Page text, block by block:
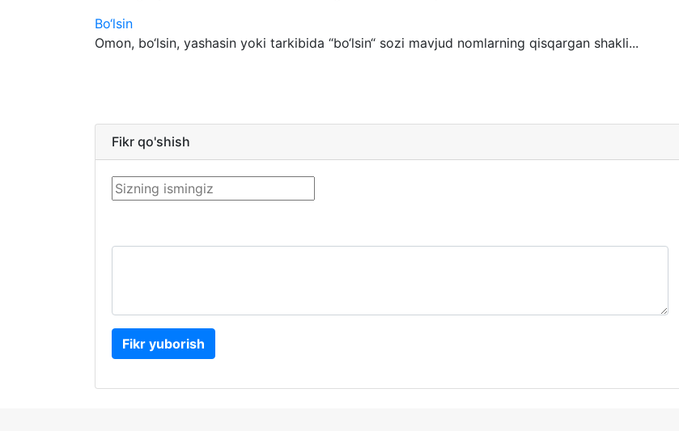
Bo‘lsin
Omon, bo‘lsin, yashasin yoki tarkibida “bo‘lsin“ sozi mavjud nomlarning qisqargan shakli...
Fikr qo'shish
Fikr yuborish